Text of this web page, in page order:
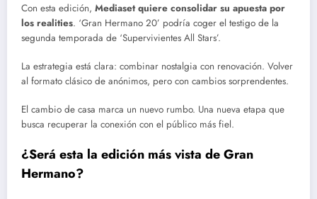
Con esta edición, Mediaset quiere consolidar su apuesta por
los realities. ‘Gran Hermano 20’ podría coger el testigo de la
segunda temporada de ‘Supervivientes All Stars’.
La estrategia está clara: combinar nostalgia con renovación. Volver
al formato clásico de anónimos, pero con cambios sorprendentes.
El cambio de casa marca un nuevo rumbo. Una nueva etapa que
busca recuperar la conexión con el público más fiel.
¿Será esta la edición más vista de Gran
Hermano?